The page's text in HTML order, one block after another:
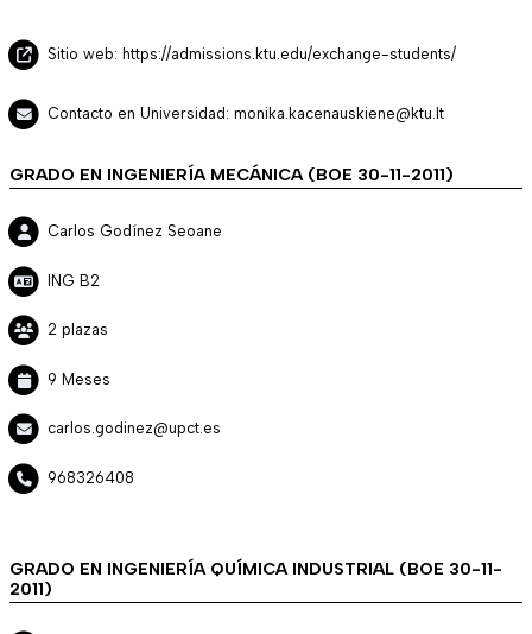
Sitio web: https://admissions.ktu.edu/exchange-students/
Contacto en Universidad: monika.kacenauskiene@ktu.lt
GRADO EN INGENIERÍA MECÁNICA (BOE 30-11-2011)
Carlos Godínez Seoane
ING B2
2 plazas
9 Meses
carlos.godinez@upct.es
968326408
GRADO EN INGENIERÍA QUÍMICA INDUSTRIAL (BOE 30-11-
2011)